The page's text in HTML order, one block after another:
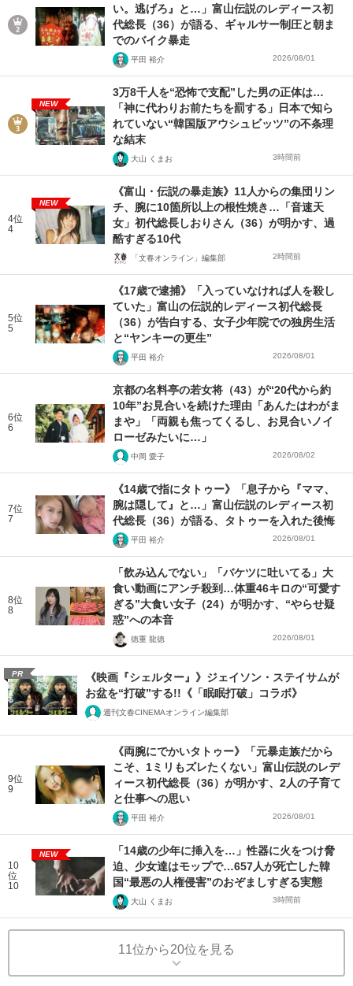
い。逃げろ』と…」富山伝説のレディース初
代総長（36）が語る、ギャルサー制圧と朝ま
でのバイク暴走
平田 裕介 2026/08/01
NEW
3万8千人を“恐怖で支配”した男の正体は…
「神に代わりお前たちを罰する」日本で知ら
れていない“韓国版アウシュビッツ”の不条理
な結末
大山 くまお 3時間前
4位
4
NEW
《富山・伝説の暴走族》11人からの集団リン
チ、腕に10箇所以上の根性焼き…「音速天
女」初代総長しおりさん（36）が明かす、過
酷すぎる10代
「文春オンライン」編集部 2時間前
5位
5
《17歳で逮捕》「入っていなければ人を殺し
ていた」富山の伝説的レディース初代総長
（36）が告白する、女子少年院での独房生活
と“ヤンキーの更生”
平田 裕介 2026/08/01
6位
6
京都の名料亭の若女将（43）が“20代から約
10年”お見合いを続けた理由「あんたはわがま
まや」「両親も焦ってくるし、お見合いノイ
ローゼみたいに…」
中岡 愛子 2026/08/02
7位
7
《14歳で指にタトゥー》「息子から『ママ、
腕は隠して』と…」富山伝説のレディース初
代総長（36）が語る、タトゥーを入れた後悔
平田 裕介 2026/08/01
8位
8
「飲み込んでない」「バケツに吐いてる」大
食い動画にアンチ殺到…体重46キロの“可愛す
ぎる”大食い女子（24）が明かす、“やらせ疑
惑”への本音
徳重 龍徳 2026/08/01
PR
《映画『シェルター』》ジェイソン・ステイサムが
お盆を“打破”する!!《「眠眠打破」コラボ》
週刊文春CINEMAオンライン編集部
9位
9
《両腕にでかいタトゥー》「元暴走族だから
こそ、1ミリもズレたくない」富山伝説のレデ
ィース初代総長（36）が明かす、2人の子育て
と仕事への思い
平田 裕介 2026/08/01
10
位
10
NEW
「14歳の少年に挿入を…」性器に火をつけ脅
迫、少女達はモップで…657人が死亡した韓
国“最悪の人権侵害”のおぞましすぎる実態
大山 くまお 3時間前
11位から20位を見る